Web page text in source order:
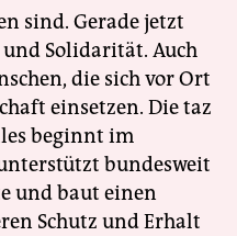
sind. Gerade jetzt
Solidarität. Auch
die sich vor Ort
einsetzen. Die taz
beginnt im
bundesweit
und baut einen
Schutz und Erhalt